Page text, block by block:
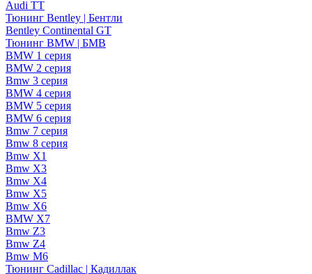
Audi TT
Тюнинг Bentley | Бентли
Bentley Continental GT
Тюнинг BMW | БМВ
BMW 1 серия
BMW 2 серия
Bmw 3 серия
BMW 4 серия
BMW 5 серия
BMW 6 серия
Bmw 7 серия
Bmw 8 серия
Bmw X1
Bmw X3
Bmw X4
Bmw X5
Bmw X6
BMW X7
Bmw Z3
Bmw Z4
Bmw М6
Тюнинг Cadillac | Кадиллак